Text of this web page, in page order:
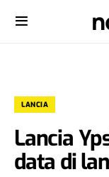
LANCIA
Lancia
data di